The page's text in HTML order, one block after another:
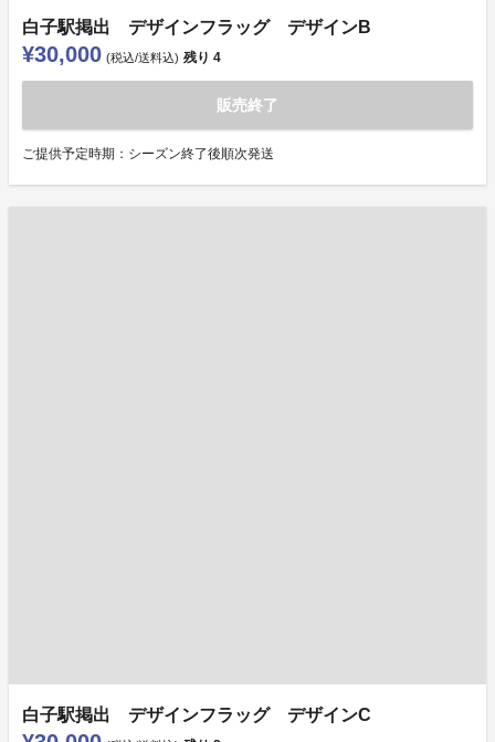
白子駅掲出 デザインフラッグ デザインB
¥30,000 (税込/送料込) 残り 4
販売終了
ご提供予定時期：シーズン終了後順次発送
白子駅掲出 デザインフラッグ デザインC